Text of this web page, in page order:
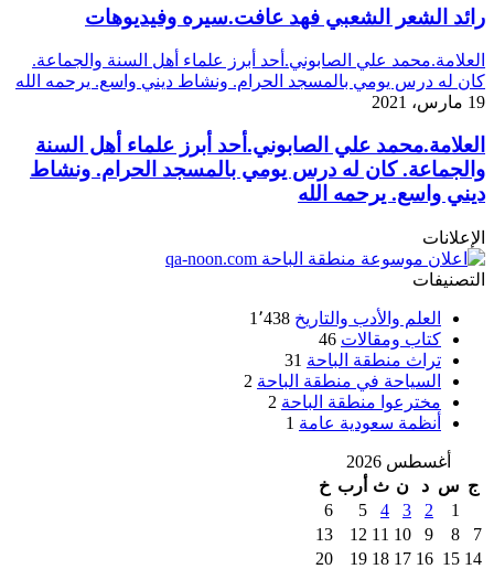
رائد الشعر الشعبي فهد عافت.سيره وفيديوهات
العلامة.محمد علي الصابوني.أحد أبرز علماء أهل السنة والجماعة.
كان له درس يومي بالمسجد الحرام. ونشاط ديني واسع. يرحمه الله
19 مارس، 2021
العلامة.محمد علي الصابوني.أحد أبرز علماء أهل السنة
والجماعة. كان له درس يومي بالمسجد الحرام. ونشاط
ديني واسع. يرحمه الله
الإعلانات
التصنيفات
العلم والأدب والتاريخ 1٬438
كتاب ومقالات 46
تراث منطقة الباحة 31
السياحة في منطقة الباحة 2
مخترعوا منطقة الباحة 2
أنظمة سعودية عامة 1
أغسطس 2026
ج س د ن ث أرب خ
1
2
3
4
5
6
7
8
9
10
11
12
13
14
15
16
17
18
19
20